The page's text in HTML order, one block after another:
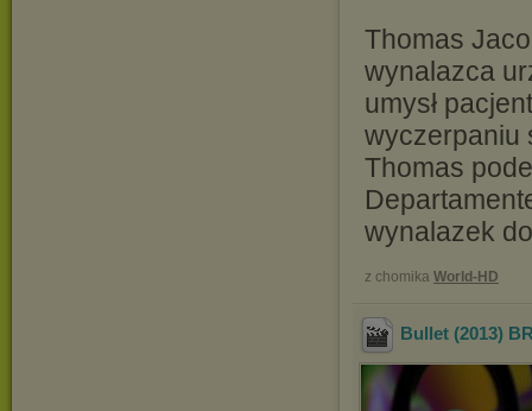
Thomas
wynalazca
umysł
wyczerpaniu
Thomas
wynalazek
z chomika World-HD
Bullet (2013)